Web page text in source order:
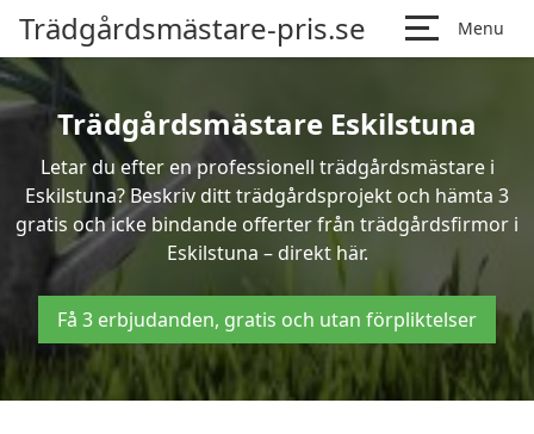
Trädgårdsmästare-pris.se Menu
Trädgårdsmästare Eskilstuna
Letar du efter en professionell trädgårdsmästare i
Eskilstuna? Beskriv ditt trädgårdsprojekt och hämta 3
gratis och icke bindande offerter från trädgårdsfirmor i
Eskilstuna – direkt här.
Få 3 erbjudanden, gratis och utan förpliktelser